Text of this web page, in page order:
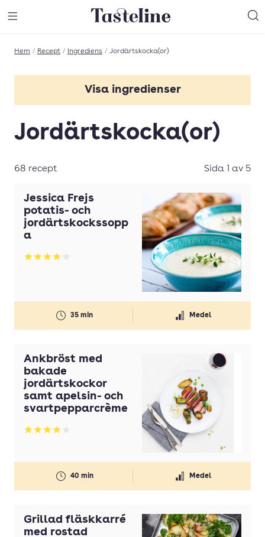
Till Tastelines startsida
Hem / Recept / Ingrediens / Jordärtskocka(or)
Visa ingredienser
Basilika
Choklad
Dill
Fisk
Grädde
Koriander
Kyckling
Lax
Lime
Nötkött
Jordärtskocka(or)
68 recept Sida 1 av 5
Jessica Frejs
potatis- och
jordärtskockssopp
a
Betyg: 3.98 av 5
35 min Medel
Ankbröst med
bakade
jordärtskockor
samt apelsin- och
svartpepparcrème
Betyg: 3.93 av 5
40 min Medel
Grillad fläskkarré
med rostad